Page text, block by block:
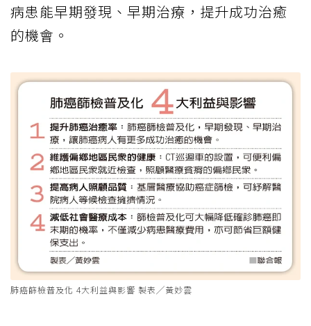
病患能早期發現、早期治療，提升成功治癒
的機會。
肺癌篩檢普及化 4大利益與影響 製表╱黃妙雲